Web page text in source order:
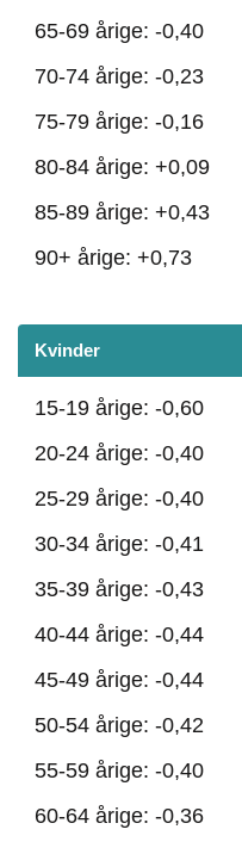
65-69 årige: -0,40
70-74 årige: -0,23
75-79 årige: -0,16
80-84 årige: +0,09
85-89 årige: +0,43
90+ årige: +0,73
Kvinder
15-19 årige: -0,60
20-24 årige: -0,40
25-29 årige: -0,40
30-34 årige: -0,41
35-39 årige: -0,43
40-44 årige: -0,44
45-49 årige: -0,44
50-54 årige: -0,42
55-59 årige: -0,40
60-64 årige: -0,36